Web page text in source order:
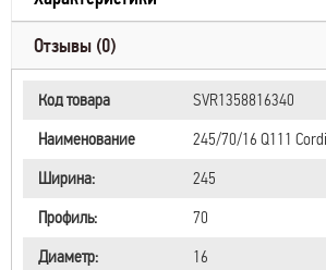
Отзывы (0)
Код товара
SVR1358816340
Наименование
245/70/16 Q111
Ширина:
245
Профиль:
70
Диаметр:
16